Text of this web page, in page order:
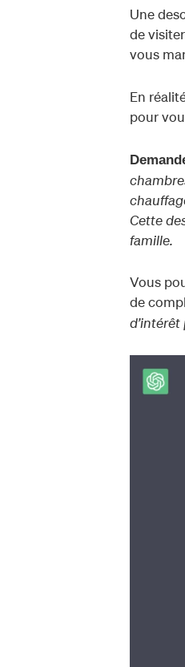
Une
de
vous
En
pour
Cette
famille.
Vous
de